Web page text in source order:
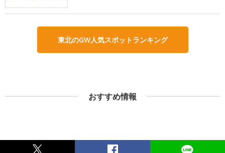
東北のGW人気スポットランキング
おすすめ情報